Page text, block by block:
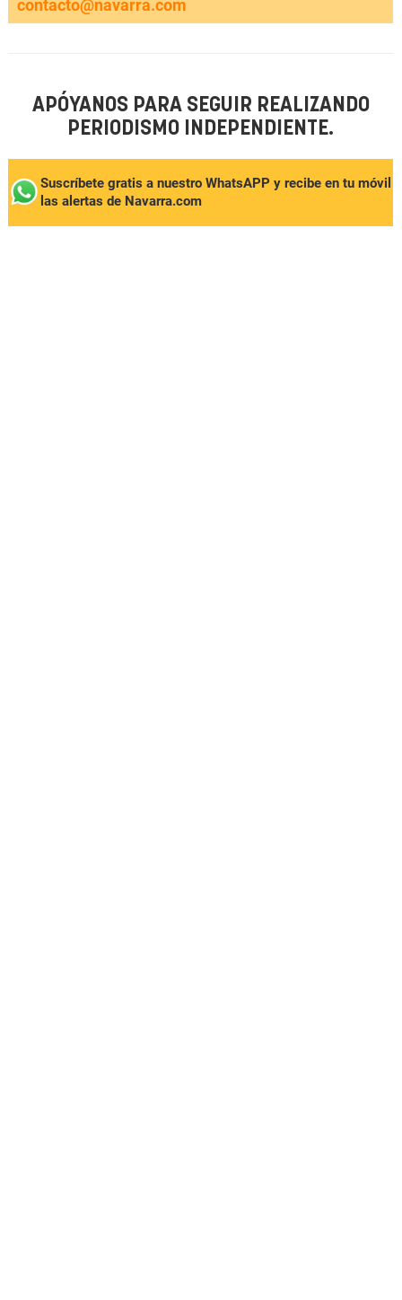
contacto@navarra.com
APÓYANOS PARA SEGUIR REALIZANDO
PERIODISMO INDEPENDIENTE.
Suscríbete gratis a nuestro WhatsAPP y recibe en tu móvil
las alertas de Navarra.com